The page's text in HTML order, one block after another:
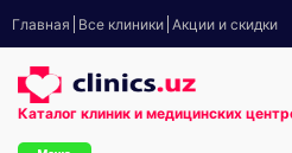
Главная Все клиники Акции и скидки
Каталог клиник и медицинских